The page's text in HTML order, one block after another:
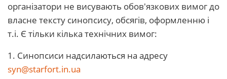
організатори не висувають обов'язкових вимог до
власне тексту синопсису, обсягів, оформленню і
т.і. Є тільки кілька технічних вимог:
1. Синопсиси надсилаються на адресу
syn@starfort.in.ua